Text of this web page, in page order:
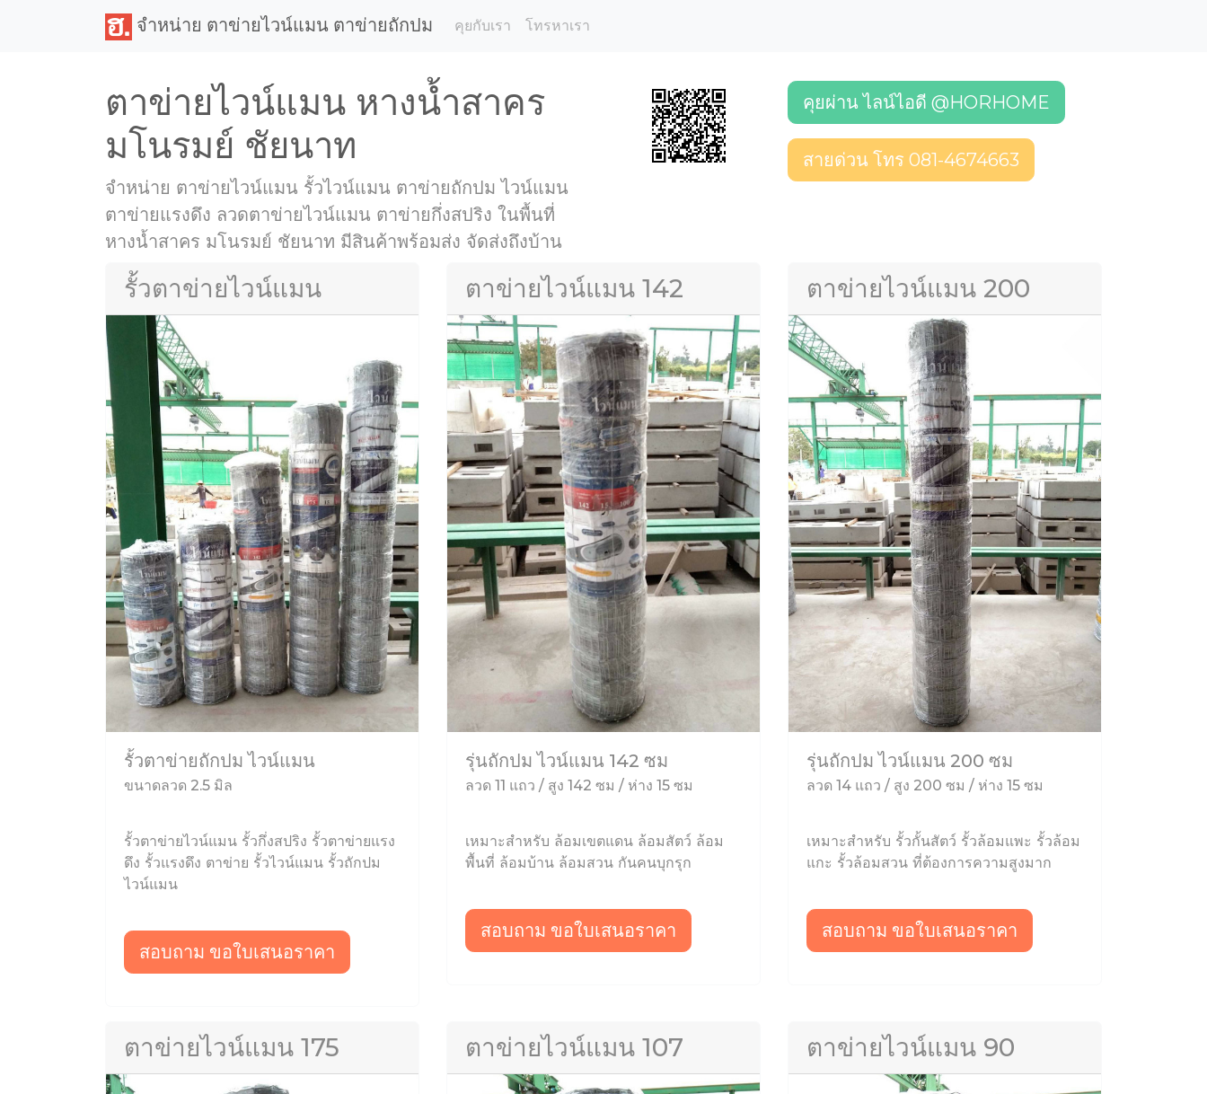
จำหน่าย ตาข่ายไวน์แมน ตาข่ายถักปม คุยกับเรา โทรหาเรา
ตาข่ายไวน์แมน หางน้ำสาคร
มโนรมย์ ชัยนาท
จำหน่าย ตาข่ายไวน์แมน รั้วไวน์แมน ตาข่ายถักปม ไวน์แมน
ตาข่ายแรงดึง ลวดตาข่ายไวน์แมน ตาข่ายกึ่งสปริง ในพื้นที่
หางน้ำสาคร มโนรมย์ ชัยนาท มีสินค้าพร้อมส่ง จัดส่งถึงบ้าน
คุยผ่าน ไลน์ไอดี @HORHOME
สายด่วน โทร 081-4674663
รั้วตาข่ายไวน์แมน
รั้วตาข่ายถักปม ไวน์แมน
ขนาดลวด 2.5 มิล
รั้วตาข่ายไวน์แมน รั้วกึ่งสปริง รั้วตาข่ายแรง
ดึง รั้วแรงดึง ตาข่าย รั้วไวน์แมน รั้วถักปม
ไวน์แมน
สอบถาม ขอใบเสนอราคา
ตาข่ายไวน์แมน 142
รุ่นถักปม ไวน์แมน 142 ซม
ลวด 11 แถว / สูง 142 ซม / ห่าง 15 ซม
เหมาะสำหรับ ล้อมเขตแดน ล้อมสัตว์ ล้อม
พื้นที่ ล้อมบ้าน ล้อมสวน กันคนบุกรุก
สอบถาม ขอใบเสนอราคา
ตาข่ายไวน์แมน 200
รุ่นถักปม ไวน์แมน 200 ซม
ลวด 14 แถว / สูง 200 ซม / ห่าง 15 ซม
เหมาะสำหรับ รั้วกั้นสัตว์ รั้วล้อมแพะ รั้วล้อม
แกะ รั้วล้อมสวน ที่ต้องการความสูงมาก
สอบถาม ขอใบเสนอราคา
ตาข่ายไวน์แมน 175 ตาข่ายไวน์แมน 107 ตาข่ายไวน์แมน 90